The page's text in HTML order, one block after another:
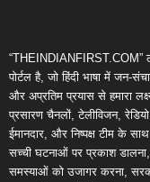
“THEINDIANFIRST.COM”
पोर्टल है, जो हिंदी भाषा में जन-
और अप्रतिम प्रयास से हमारा
प्रसारण चैनलों, टेलीविजन,
ईमानदार, और निष्पक्ष टीम के
सच्ची घटनाओं पर प्रकाश
समस्याओं को उजागर करना,